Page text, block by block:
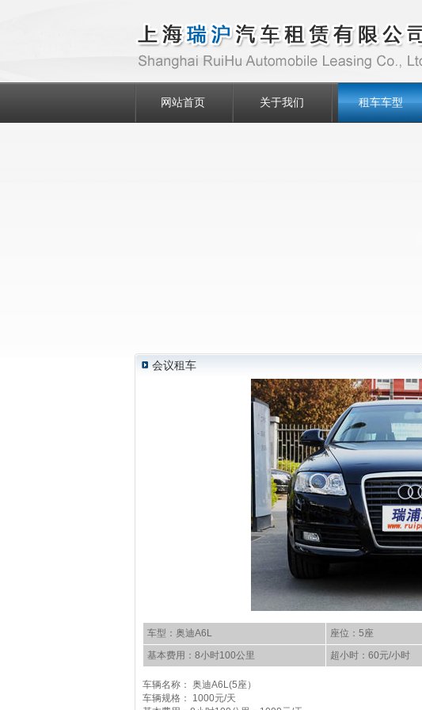
网站首页 关于我们 租车车型
会议租车
车型：奥迪A6L 座位：5座
基本费用：8小时100公里
超小时：60元/小时
车辆名称： 奥迪A6L(5座）
车辆规格： 1000元/天